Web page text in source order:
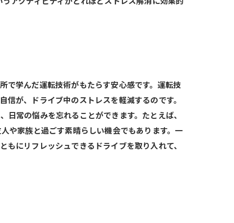
で学んだ運転技術がもたらす安心感です。運転技
が、ドライブ中のストレスを軽減するのです。
常の悩みを忘れることができます。たとえば、
や家族と過ごす素晴らしい機会でもあります。一
にリフレッシュできるドライブを取り入れて、